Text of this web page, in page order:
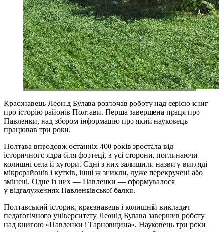
Краєзнавець Леонід Булава розпочав роботу над серією книг
про історію районів Полтави. Перша завершена праця про
Павленки, над збором інформацію про який науковець
працював три роки.
Полтава впродовж останніх 400 років зростала від
історичного ядра біля фортеці, в усі сторони, поглинаючи
колишні села й хутори. Одні з них залишили назви у вигляді
мікрорайонів і кутків, інші ж зникли, дуже перекручені або
змінені. Одне із них — Павленки — сформувалося
у відгалуженнях Павленківської балки.
Полтавський історик, краєзнавець і колишній викладач
педагогічного університету Леонід Булава завершив роботу
над книгою «Павленки і Тарновщина». Науковець три роки